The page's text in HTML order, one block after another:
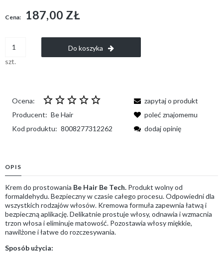
Cena: 187,00 ZŁ
szt.
Do koszyka
Ocena:
Producent: Be Hair
Kod produktu: 8008277312262
zapytaj o produkt
poleć znajomemu
dodaj opinię
OPIS
Krem do prostowania Be Hair Be Tech. Produkt wolny od
formaldehydu. Bezpieczny w czasie całego procesu. Odpowiedni dla
wszystkich rodzajów włosów. Kremowa formuła zapewnia łatwą i
bezpieczną aplikację. Delikatnie prostuje włosy, odnawia i wzmacnia
trzon włosa i eliminuje matowość. Pozostawia włosy miękkie,
nawilżone i łatwe do rozczesywania.
Sposób użycia: